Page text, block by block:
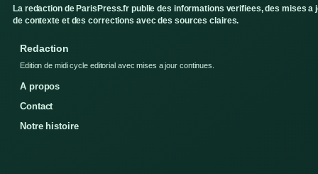
La redaction de ParisPress.fr publie des informations verifiees, des mises a
de contexte et des corrections avec des sources claires.
Redaction
Edition de midi cycle editorial avec mises a jour continues.
A propos
Contact
Notre histoire